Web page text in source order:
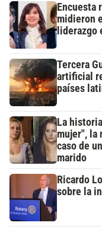
Encuesta
midieron
liderazgo
Tercera
artificial
países
La
mujer", la
caso de
marido
Ricardo
sobre la